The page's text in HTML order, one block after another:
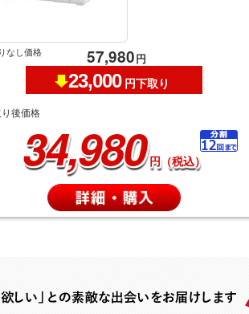
なし価格 57,980円
23,000 円下取り
後価格
34,980 円（税込）